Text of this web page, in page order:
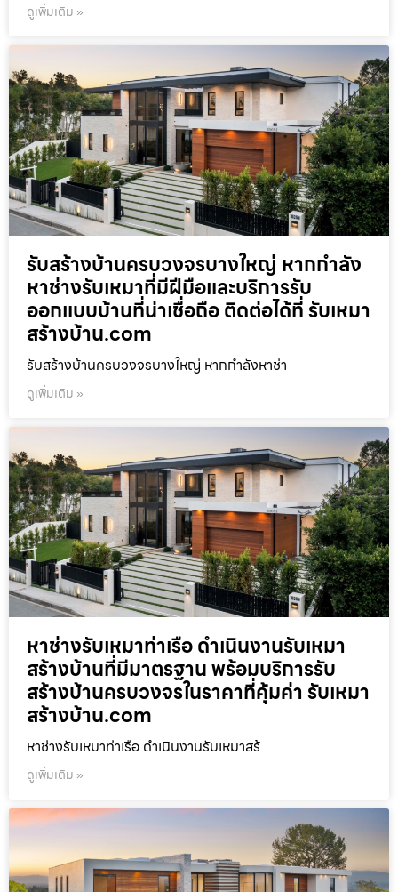
ดูเพิ่มเติม »
รับสร้างบ้านครบวงจรบางใหญ่ หากกำลัง
หาช่างรับเหมาที่มีฝีมือและบริการรับ
ออกแบบบ้านที่น่าเชื่อถือ ติดต่อได้ที่ รับเหมา
สร้างบ้าน.com
รับสร้างบ้านครบวงจรบางใหญ่ หากกำลังหาช่า
ดูเพิ่มเติม »
หาช่างรับเหมาท่าเรือ ดำเนินงานรับเหมา
สร้างบ้านที่มีมาตรฐาน พร้อมบริการรับ
สร้างบ้านครบวงจรในราคาที่คุ้มค่า รับเหมา
สร้างบ้าน.com
หาช่างรับเหมาท่าเรือ ดำเนินงานรับเหมาสร้
ดูเพิ่มเติม »